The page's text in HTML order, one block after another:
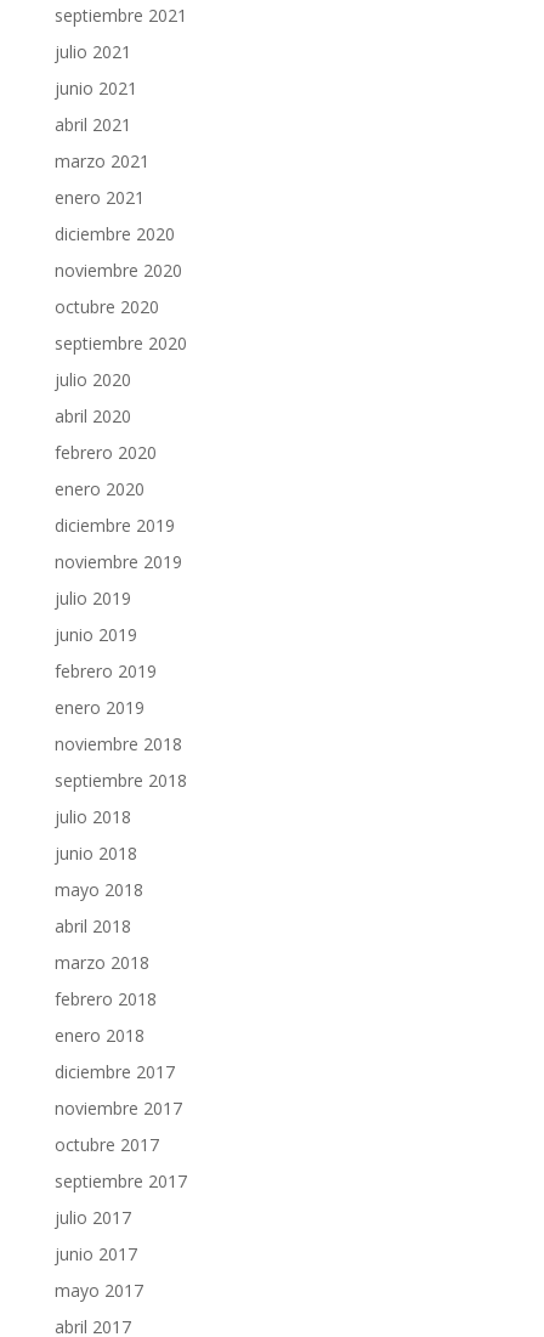
septiembre 2021
julio 2021
junio 2021
abril 2021
marzo 2021
enero 2021
diciembre 2020
noviembre 2020
octubre 2020
septiembre 2020
julio 2020
abril 2020
febrero 2020
enero 2020
diciembre 2019
noviembre 2019
julio 2019
junio 2019
febrero 2019
enero 2019
noviembre 2018
septiembre 2018
julio 2018
junio 2018
mayo 2018
abril 2018
marzo 2018
febrero 2018
enero 2018
diciembre 2017
noviembre 2017
octubre 2017
septiembre 2017
julio 2017
junio 2017
mayo 2017
abril 2017